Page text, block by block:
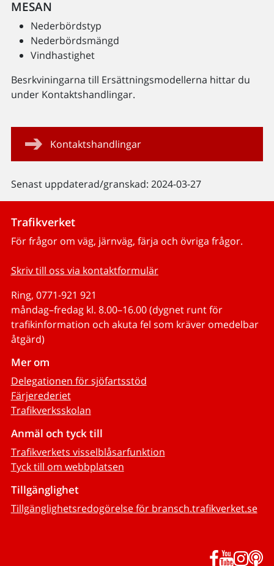
MESAN
Nederbördstyp
Nederbördsmängd
Vindhastighet
Besrkviningarna till Ersättningsmodellerna hittar du
under Kontaktshandlingar.
Kontaktshandlingar
Senast uppdaterad/granskad: 2024-03-27
Trafikverket
För frågor om väg, järnväg, färja och övriga frågor.
Skriv till oss via kontaktformulär
Ring, 0771-921 921
måndag–fredag kl. 8.00–16.00 (dygnet runt för
trafikinformation och akuta fel som kräver omedelbar
åtgärd)
Mer om
Delegationen för sjöfartsstöd
Färjerederiet
Trafikverksskolan
Anmäl och tyck till
Trafikverkets visselblåsarfunktion
Tyck till om webbplatsen
Tillgänglighet
Tillgänglighetsredogörelse för bransch.trafikverket.se
Facebook
YouTube